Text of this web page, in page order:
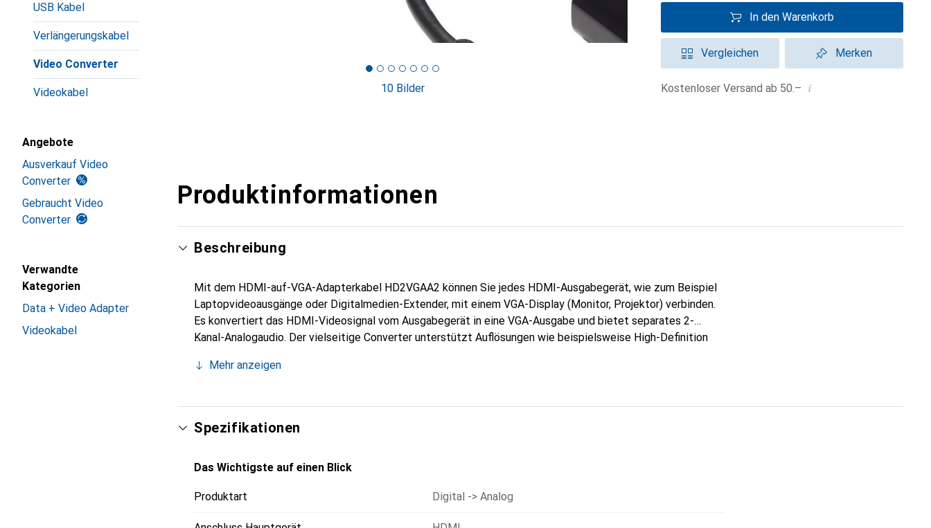
USB Kabel
Verlängerungskabel
Video Converter
Videokabel
Angebote
Ausverkauf Video
Converter
Gebraucht Video
Converter
Verwandte
Kategorien
Data + Video Adapter
Videokabel
10 Bilder
In den Warenkorb
Vergleichen Merken
Kostenloser Versand ab 50.– i
Produktinformationen
Beschreibung
Mit dem HDMI-auf-VGA-Adapterkabel HD2VGAA2 können Sie jedes HDMI-Ausgabegerät, wie zum Beispiel
Laptopvideoausgänge oder Digitalmedien-Extender, mit einem VGA-Display (Monitor, Projektor) verbinden.
Es konvertiert das HDMI-Videosignal vom Ausgabegerät in eine VGA-Ausgabe und bietet separates 2-
Kanal-Analogaudio. Der vielseitige Converter unterstützt Auflösungen wie beispielsweise High-Definition
reduziert Zeit und Aufwand, da kein separater Netzwerk-Adapter nötig ist.
Mehr anzeigen
Spezifikationen
Das Wichtigste auf einen Blick
Produktart Digital -> Analog